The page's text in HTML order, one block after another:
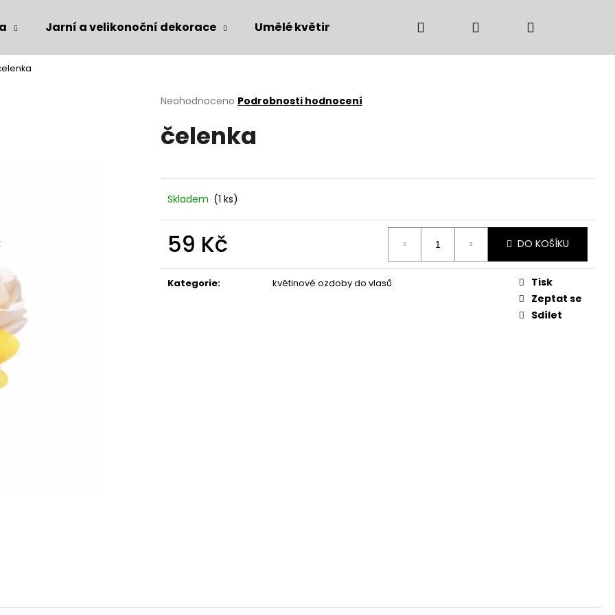
Jarní a velikonoční dekorace Umělé květiny Bytové doplňky Podzimní
Přihlášení
Průměrné
produktu
je
5
hvězdiček.
Neohodnoceno Podrobnosti hodnocení
čelenka
Skladem (1 ks)
59 Kč
cena:
DO KOŠÍKU
Kategorie: květinové ozdoby do vlasů
Tisk
Zeptat se
Sdílet
Co potřebujete najít?
HLEDAT
Následující
KVĚTINA, VĚČNÁ RŮŽE
389 Kč